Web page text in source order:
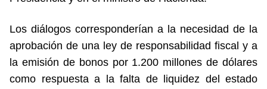
Los diálogos corresponderían a la necesidad de la
aprobación de una ley de responsabilidad fiscal y a
la emisión de bonos por 1.200 millones de dólares
como respuesta a la falta de liquidez del estado